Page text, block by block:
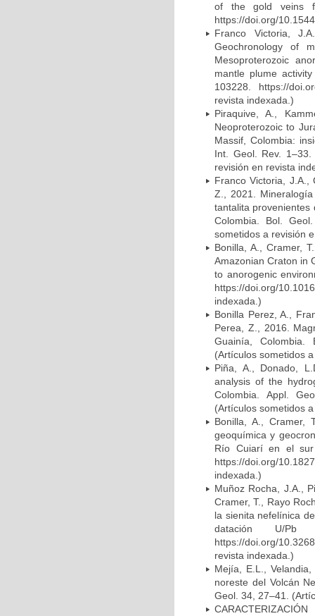
of the gold veins
https://doi.org/
Franco Victoria,
Geochronology of
Mesoproterozoic
mantle plume
103228. https://
revista indexada.)
Piraquive, A.,
Neoproterozoic to
Massif, Colombia:
Int. Geol. Rev. 1–33.
revisión en revista
Franco Victoria, J.A.,
Z., 2021.
tantalita provenientes
Colombia. Bol.
sometidos a revisión
Bonilla, A., Cramer,
Amazonian Craton in
to anorogenic
https://doi.org/
indexada.)
Bonilla Perez, A.,
Perea, Z., 2016.
Guainía, Colombia.
(Artículos sometidos
Piña, A., Donado,
analysis of the
Colombia. Appl.
(Artículos sometidos
Bonilla, A., Cramer,
geoquímica y
Río Cuiarí en el sur
https://doi.org/
indexada.)
Muñoz Rocha, J.A.,
Cramer, T., Rayo
la sienita nefelínica
datación U/Pb
https://doi.org/
revista indexada.)
Mejía, E.L.,
noreste del Volcán
Geol. 34, 27–41.